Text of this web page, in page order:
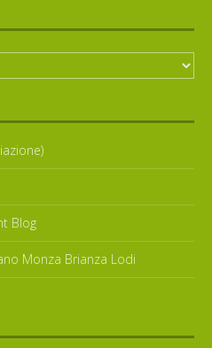
Blog
Monza Brianza Lodi